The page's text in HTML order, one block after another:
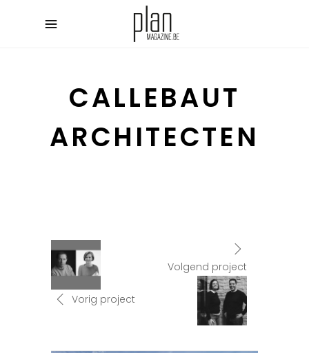
CALLEBAUT
ARCHITECTEN
Vorig project
Volgend project